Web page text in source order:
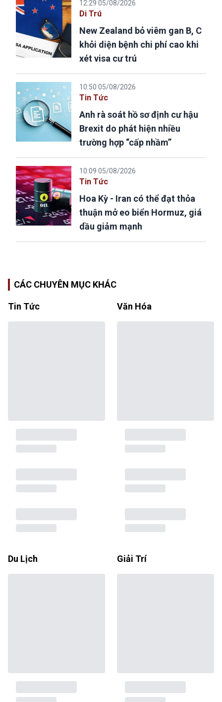
12:29 05/08/2026
Di Trú
New Zealand bỏ viêm gan B, C
khỏi diện bệnh chi phí cao khi
xét visa cư trú
10:50 05/08/2026
Tin Tức
Anh rà soát hồ sơ định cư hậu
Brexit do phát hiện nhiều
trường hợp “cấp nhầm”
10:09 05/08/2026
Tin Tức
Hoa Kỳ - Iran có thể đạt thỏa
thuận mở eo biển Hormuz, giá
dầu giảm mạnh
CÁC CHUYÊN MỤC KHÁC
Tin Tức Văn Hóa
Du Lịch Giải Trí